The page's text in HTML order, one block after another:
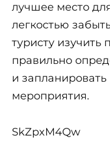
лучшее место
легкостью
туристу изучить
правильно
и
мероприятия.
SkZpxM4Qw